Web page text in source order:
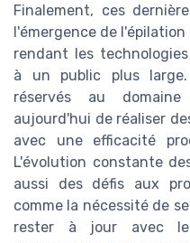
Finalement, ces
l'émergence de l'épilation
rendant les
à un public plus large.
réservés au domaine
aujourd'hui de réaliser
avec une efficacité
L'évolution constante
aussi des défis aux
comme la nécessité de
rester à jour avec